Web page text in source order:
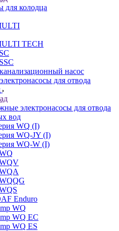
для колодца
TECH
насос
для отвода
электронасосы для отвода
вод
WQ (I)
WQ-JY (I)
WQ-W (I)
Enduro
WQ
WQ EC
WQ ES